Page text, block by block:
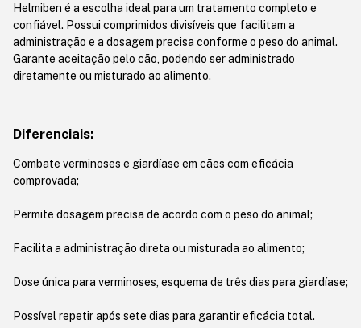
Helmiben é a escolha ideal para um tratamento completo e
confiável. Possui comprimidos divisíveis que facilitam a
administração e a dosagem precisa conforme o peso do animal.
Garante aceitação pelo cão, podendo ser administrado
diretamente ou misturado ao alimento.
Diferenciais:
Combate verminoses e giardíase em cães com eficácia
comprovada;
Permite dosagem precisa de acordo com o peso do animal;
Facilita a administração direta ou misturada ao alimento;
Dose única para verminoses, esquema de três dias para giardíase;
Possível repetir após sete dias para garantir eficácia total.